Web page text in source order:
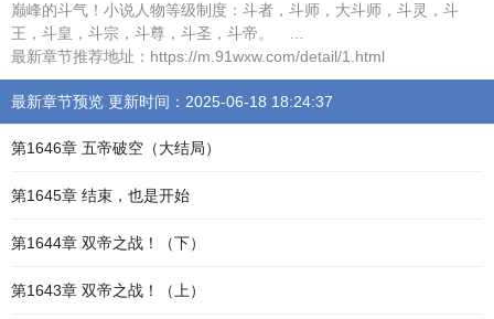
巅峰的斗气！小说人物等级制度：斗者，斗师，大斗师，斗灵，斗
王，斗皇，斗宗，斗尊，斗圣，斗帝。 …
最新章节推荐地址：https://m.91wxw.com/detail/1.html
最新章节预览 更新时间：2025-06-18 18:24:37
第1646章 五帝破空（大结局）
第1645章 结束，也是开始
第1644章 双帝之战！（下）
第1643章 双帝之战！（上）